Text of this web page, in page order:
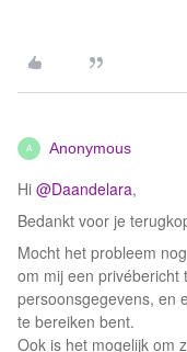
A Anonymous
Hi @Daandelara,
Bedankt voor je
Mocht het probleem
om mij een privébericht
persoonsgegevens, en
te bereiken bent.
Ook is het mogelijk om